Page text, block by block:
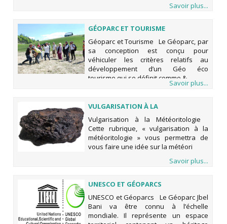
Savoir plus...
GÉOPARC ET TOURISME
Géoparc et Tourisme Le Géoparc, par
sa conception est conçu pour
véhiculer les critères relatifs au
développement d’un Géo éco
tourisme qui se définit comme &
Savoir plus...
VULGARISATION À LA
MÉTÉORITOLOGIE
Vulgarisation à la Météoritologie
Cette rubrique, « vulgarisation à la
météoritologie » vous permettra de
vous faire une idée sur la météori
Savoir plus...
UNESCO ET GÉOPARCS
UNESCO et Géoparcs Le Géoparc Jbel
Bani va être connu à l’échelle
mondiale. Il représente un espace